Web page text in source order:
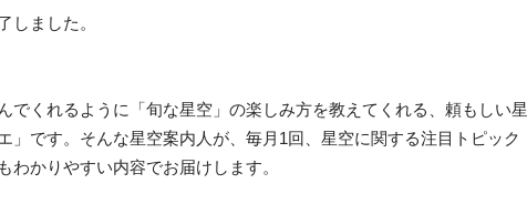
しました。
でくれるように「旬な星空」の楽しみ方を教えてくれる、頼もしい星
」です。そんな星空案内人が、毎月1回、星空に関する注目トピック
かりやすい内容でお届けします。